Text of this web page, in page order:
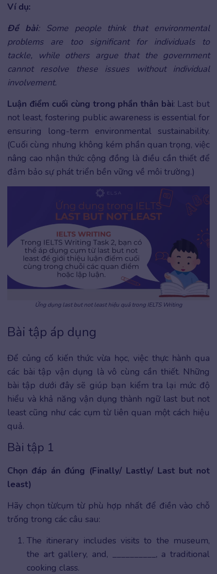
Ví dụ:
Đề bài: Some people think that environmental
problems are too significant for individuals to
tackle, while others argue that the government
cannot resolve these issues without individual
involvement.
Luận điểm cuối cùng trong phần thân bài: Last but
not least, fostering public awareness is essential for
ensuring long-term environmental sustainability.
(Cuối cùng nhưng không kém phần quan trọng, việc
nâng cao nhận thức cộng đồng là điều cần thiết để
đảm bảo sự phát triển bền vững về môi trường.)
Ứng dụng last but not least hiệu quả trong IELTS Writing
Bài tập áp dụng
Để củng cố kiến thức vừa học, việc thực hành qua
các bài tập vận dụng là vô cùng cần thiết. Những
bài tập dưới đây sẽ giúp bạn kiểm tra lại mức độ
hiểu và khả năng vận dụng thành ngữ last but not
least cũng như các cụm từ liên quan một cách hiệu
quả.
Bài tập 1
Chọn đáp án đúng (Finally/ Lastly/ Last but not
least)
Hãy chọn từ/cụm từ phù hợp nhất để điền vào chỗ
trống trong các câu sau:
The itinerary includes visits to the museum,
the art gallery, and, __________, a traditional
cooking class.